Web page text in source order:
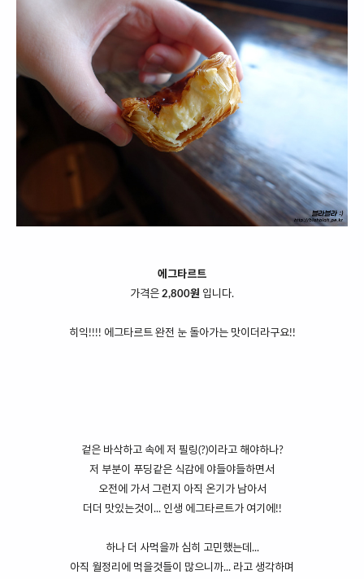
에그타르트
가격은 2,800원 입니다.
히익!!!! 에그타르트 완전 눈 돌아가는 맛이더라구요!!
겉은 바삭하고 속에 저 필링(?)이라고 해야하나?
저 부분이 푸딩같은 식감에 야들야들하면서
오전에 가서 그런지 아직 온기가 남아서
더더 맛있는것이... 인생 에그타르트가 여기에!!
하나 더 사먹을까 심히 고민했는데...
아직 월정리에 먹을것들이 많으니까... 라고 생각하며